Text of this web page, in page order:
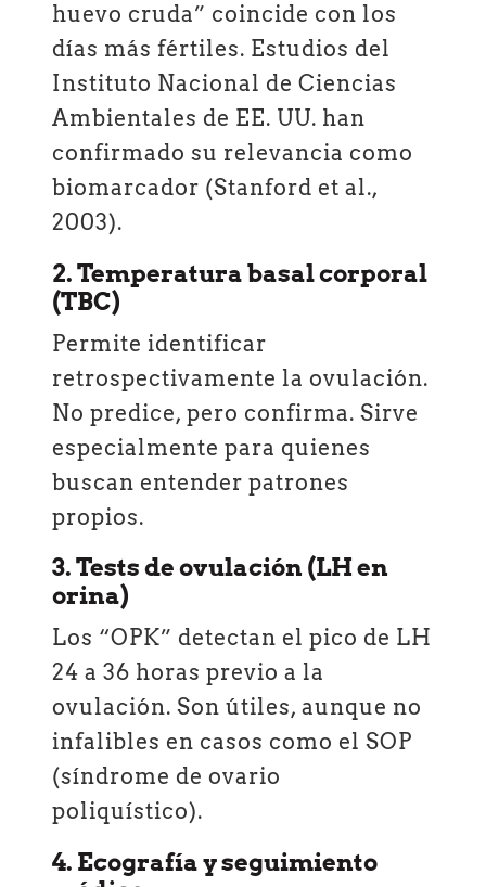
huevo cruda” coincide con los
días más fértiles. Estudios del
Instituto Nacional de Ciencias
Ambientales de EE. UU. han
confirmado su relevancia como
biomarcador (Stanford et al.,
2003).
2. Temperatura basal corporal
(TBC)
Permite identificar
retrospectivamente la ovulación.
No predice, pero confirma. Sirve
especialmente para quienes
buscan entender patrones
propios.
3. Tests de ovulación (LH en
orina)
Los “OPK” detectan el pico de LH
24 a 36 horas previo a la
ovulación. Son útiles, aunque no
infalibles en casos como el SOP
(síndrome de ovario
poliquístico).
4. Ecografía y seguimiento